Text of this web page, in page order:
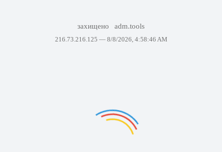
захищено adm.tools
216.73.216.125 — 8/8/2026, 4:58:46 AM